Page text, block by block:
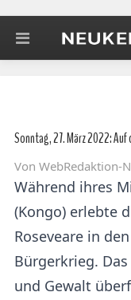
Sonntag, 27. März 2022:
Von WebRedaktion-
Während ihres
(Kongo) erlebte
Roseveare in
Bürgerkrieg.
und Gewalt